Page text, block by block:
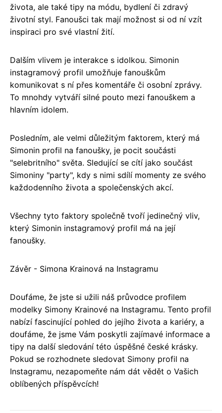
života, ale také tipy na módu, bydlení či zdravý
životní styl. Fanoušci tak mají možnost si od ní vzít
inspiraci pro své vlastní žití.
Dalším vlivem je interakce s idolkou. Simonin
instagramový profil umožňuje fanouškům
komunikovat s ní přes komentáře či osobní zprávy.
To mnohdy vytváří silné pouto mezi fanouškem a
hlavním idolem.
Posledním, ale velmi důležitým faktorem, který má
Simonin profil na fanoušky, je pocit součásti
"selebritního" světa. Sledující se cítí jako součást
Simoniny "party", kdy s nimi sdílí momenty ze svého
každodenního života a společenských akcí.
Všechny tyto faktory společně tvoří jedinečný vliv,
který Simonin instagramový profil má na její
fanoušky.
Závěr - Simona Krainová na Instagramu
Doufáme, že jste si užili náš průvodce profilem
modelky Simony Krainové na Instagramu. Tento profil
nabízí fascinující pohled do jejího života a kariéry, a
doufáme, že jsme Vám poskytli zajímavé informace a
tipy na další sledování této úspěšné české krásky.
Pokud se rozhodnete sledovat Simony profil na
Instagramu, nezapomeňte nám dát vědět o Vašich
oblíbených příspěvcích!